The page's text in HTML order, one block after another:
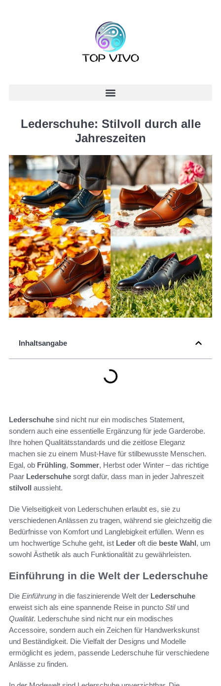
Lederschuhe: Stilvoll durch alle
Jahreszeiten
Inhaltsangabe
Lederschuhe sind nicht nur ein modisches Statement,
sondern auch eine essentielle Ergänzung für jede Garderobe.
Ihre hohen Qualitätsstandards und die zeitlose Eleganz
machen sie zu einem Must-Have für stilbewusste Menschen.
Egal, ob Frühling, Sommer, Herbst oder Winter – das richtige
Paar Lederschuhe sorgt dafür, dass man in jeder Jahreszeit
stilvoll aussieht.
Die Vielseitigkeit von Lederschuhen erlaubt es, sie zu
verschiedenen Anlässen zu tragen, während sie gleichzeitig die
Bedürfnisse von Komfort und Langlebigkeit erfüllen. Wenn es
um hochwertige Schuhe geht, ist Leder oft die beste Wahl, um
sowohl Ästhetik als auch Funktionalität zu gewährleisten.
Einführung in die Welt der Lederschuhe
Die Einführung in die faszinierende Welt der Lederschuhe
erweist sich als eine spannende Reise in puncto Stilund
Qualität. Lederschuhe sind nicht nur ein modisches
Accessoire, sondern auch ein Zeichen für Handwerkskunst
und Beständigkeit. Die Vielfalt der Designs und Modelle
ermöglicht es jedem, passende Lederschuhe für verschiedene
Anlässe zu finden.